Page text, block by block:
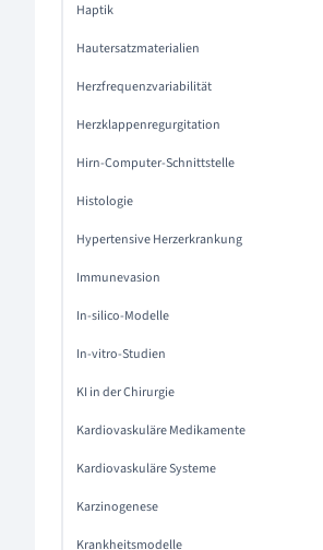
Haptik
Hautersatzmaterialien
Herzfrequenzvariabilität
Herzklappenregurgitation
Hirn-Computer-Schnittstelle
Histologie
Hypertensive Herzerkrankung
Immunevasion
In-silico-Modelle
In-vitro-Studien
KI in der Chirurgie
Kardiovaskuläre Medikamente
Kardiovaskuläre Systeme
Karzinogenese
Krankheitsmodelle